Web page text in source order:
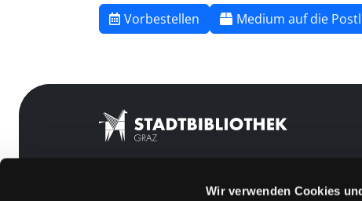
Wir verwenden Cookies
Vorbestellen Medium auf die